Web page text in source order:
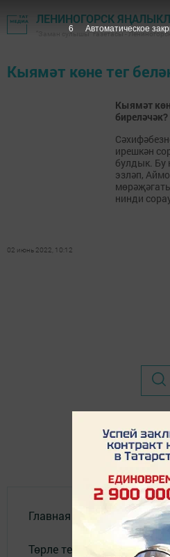
ЛЕНИНОГОРСК
"Заман сулышы" газетасы -
Кыямәт көне тег
Кыямәт
биреләчәк?
ирешкән
булдык. Бу
эзләп,
нинди
02 июнь 2022, 10:12
Главная
Төрле темалар
6 Автоматическое